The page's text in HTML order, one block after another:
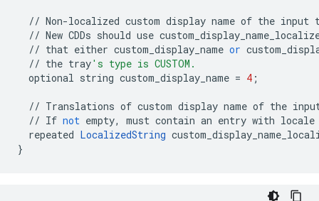
// Non-localized custom display name of the input
// New CDDs should use
// that either custom_display_name or
// the tray's type is CUSTOM.
optional string custom_display_name = 4 ;
// Translations of custom display name of the
// If not empty, must contain an entry with locale
repeated LocalizedString
}